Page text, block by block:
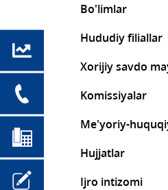
Bo'limlar
Hududiy filiallar
Xorijiy savdo
Komissiyalar
Me'yoriy-
Hujjatlar
Ijro intizomi